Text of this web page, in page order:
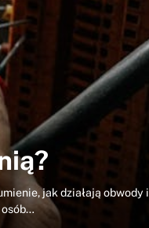
jak działają obwody i